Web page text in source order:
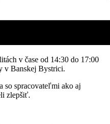
v čase od 14:30 do 17:00
v Banskej Bystrici.
so spracovateľmi ako aj
zlepšiť.